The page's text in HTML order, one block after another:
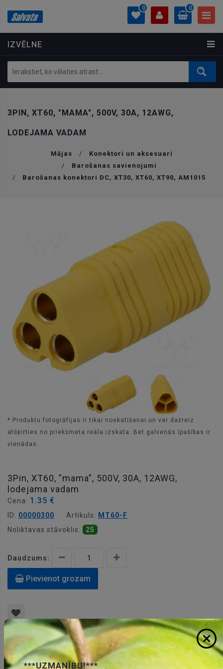
IZVĒLNE
0
PROFILS
Ielogoties
Izveidot kontu
0
0.00 €
3PIN, XT60, "MAMA", 500V, 30A, 12AWG,
LODEJAMA VADAM
Mājas /
Konektori un aksesuari
/
Barošanas savienojumi
/
Barošanas konektori DC, XT30, XT60, XT90, AM1015
* Produktu fotogrāfijas ir tikai noskatīšanai un var dažreiz
atšķirties no priekšmeta reāla izskata. Bet galvenās īpašības ir
vienādas.
3Pin, XT60, "mama", 500V, 30A, 12AWG,
lodejama vadam
Cena: 1.35 €
ID: 00000300 Artikuls: MT60-F
Noliktavas stāvoklis:
25
Daudzums:
Pievienot grozam
Apraksts
***UZMANĪBU!***